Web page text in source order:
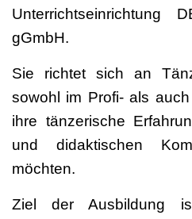
Unterrichtseinrichtung
gGmbH.
Sie richtet sich an
sowohl im Profi- als
ihre tänzerische
und didaktischen
möchten.
Ziel der Ausbildung